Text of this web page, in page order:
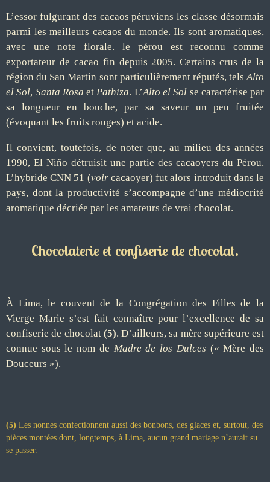
L’essor fulgurant des cacaos péruviens les classe désormais
parmi les meilleurs cacaos du monde. Ils sont aromatiques,
avec une note florale. le pérou est reconnu comme
exportateur de cacao fin depuis 2005. Certains crus de la
région du San Martin sont particulièrement réputés, telsAlto
el Sol, Santa Rosa etPathiza. L’Alto el Sol se caractérise par
sa longueur en bouche, par sa saveur un peu fruitée
(évoquant les fruits rouges) et acide.
Il convient, toutefois, de noter que,au milieu des années
1990, El Niño détruisit une partie des cacaoyers du Pérou.
L’hybride CNN 51 (voir cacaoyer) fut alors introduit dans le
pays, dont la productivité s’accompagne d’une médiocrité
aromatique décriée par les amateurs de vrai chocolat.
Chocolaterie et confiserie de chocolat.
À Lima, le couvent de la Congrégation des Filles de la
Vierge Marie s’est fait connaître pour l’excellence de sa
confiserie de chocolat (5). D’ailleurs, sa mère supérieure est
connue sous le nom de Madre de los Dulces (« Mère des
Douceurs »).
(5) Les nonnes confectionnent aussi des bonbons, des glaces et, surtout, des
pièces montées dont, longtemps, à Lima, aucun grand mariage n’aurait su
se passer.